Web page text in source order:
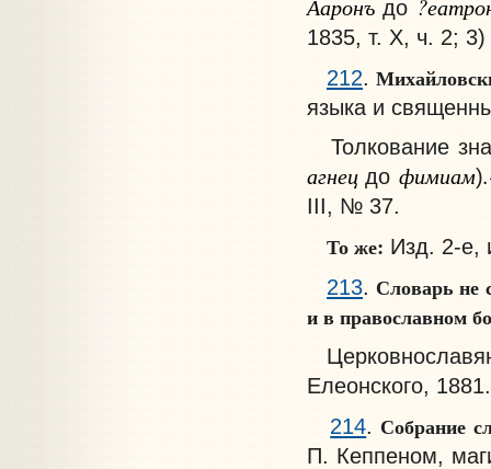
Ааронъ до
1835, т. X, ч. 2;
212.
языка и
Толкование
агнецдо фимиам)
III, № 37.
То же: Изд. 2-е,
213 .Словарь не
и в православном
Елеонского,
214. Собрание
П. Кеппеном,